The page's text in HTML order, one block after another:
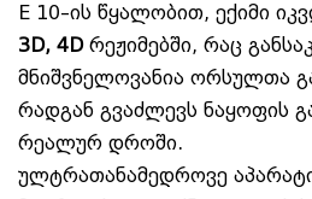
E 10–ის წყალობით, ექიმი
3D, 4Dრეჟიმებში, რაც
მნიშვნელოვანია ორსულთა
რადგან გვაძლევს ნაყოფის
რეალურ დროში.
ულტრათანამედროვე